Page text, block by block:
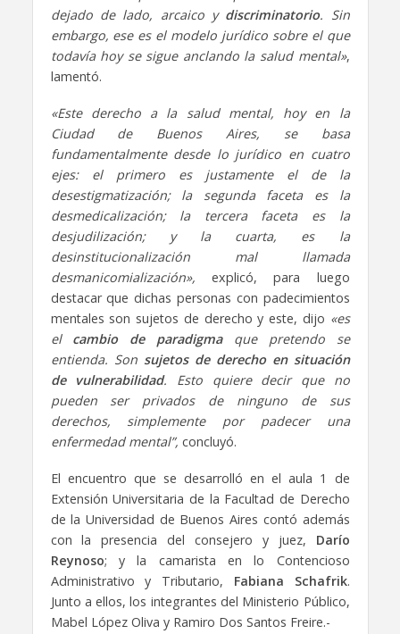
dejado de lado, arcaico y discriminatorio. Sin
embargo, ese es el modelo jurídico sobre el que
todavía hoy se sigue anclando la salud mental»,
lamentó.
«Este derecho a la salud mental, hoy en la
Ciudad de Buenos Aires, se basa
fundamentalmente desde lo jurídico en cuatro
ejes: el primero es justamente el de la
desestigmatización; la segunda faceta es la
desmedicalización; la tercera faceta es la
desjudilización; y la cuarta, es la
desinstitucionalización mal llamada
desmanicomialización», explicó, para luego
destacar que dichas personas con padecimientos
mentales son sujetos de derecho y este, dijo «es
el cambio de paradigmaque pretendo se
entienda. Son sujetos de derecho en situación
de vulnerabilidad. Esto quiere decir que no
pueden ser privados de ninguno de sus
derechos, simplemente por padecer una
enfermedad mental”, concluyó.
El encuentro que se desarrolló en el aula 1 de
Extensión Universitaria de la Facultad de Derecho
de la Universidad de Buenos Aires contó además
con la presencia del consejero y juez, Darío
Reynoso; y la camarista en lo Contencioso
Administrativo y Tributario, Fabiana Schafrik.
Junto a ellos, los integrantes del Ministerio Público,
Mabel López Oliva y Ramiro Dos Santos Freire.-